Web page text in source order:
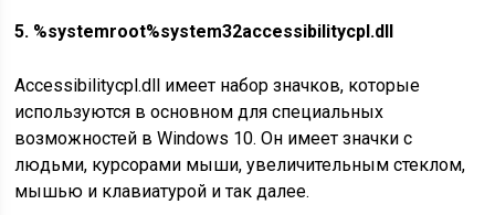
5. %systemroot%system32accessibilitycpl.dll
Accessibilitycpl.dll имеет набор значков, которые
используются в основном для специальных
возможностей в Windows 10. Он имеет значки с
людьми, курсорами мыши, увеличительным стеклом,
мышью и клавиатурой и так далее.